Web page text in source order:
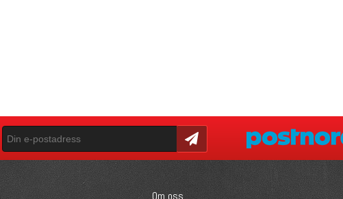
Skicka
Om oss